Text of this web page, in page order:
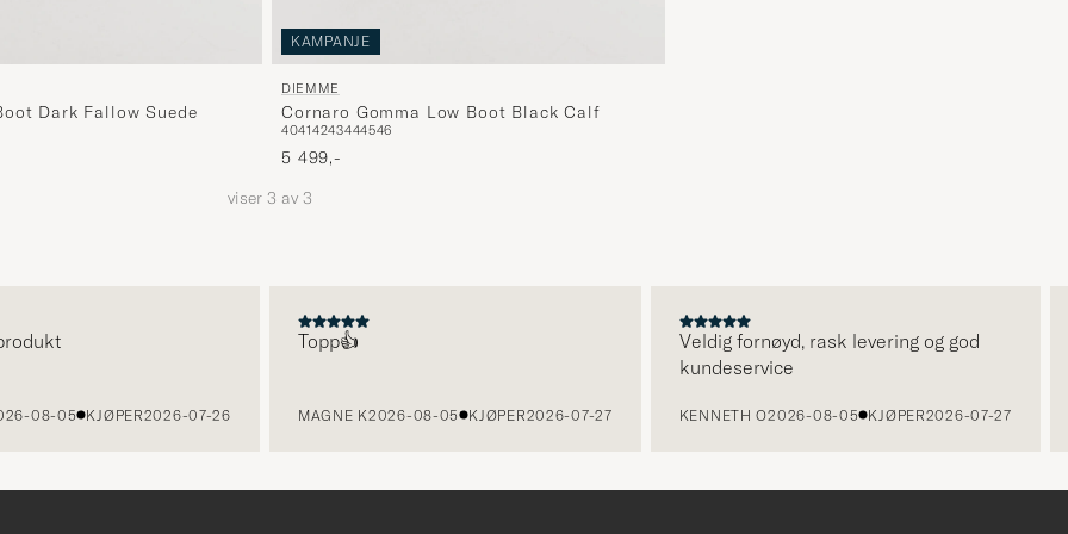
Dark Fallow Suede
KAMPANJE
DIEMME
Cornaro Gomma Low Boot Black Calf
40414243444546
5 499,-
viser 3 av 3
08-05 KJØPER2026-07-26
Topp👍
MAGNE K2026-08-05 KJØPER2026-07-27
Veldig fornøyd, rask levering og god
kundeservice
KENNETH O2026-08-05 KJØPER2026-07-27